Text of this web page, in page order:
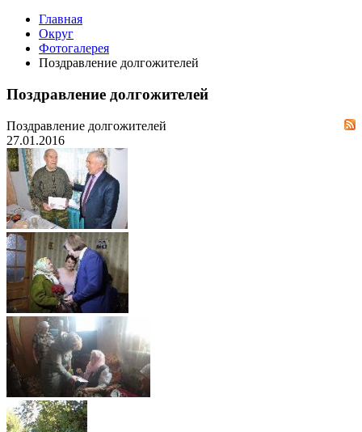
Главная
Округ
Фотогалерея
Поздравление долгожителей
Поздравление долгожителей
Поздравление долгожителей
27.01.2016